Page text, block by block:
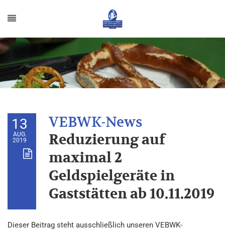
13
AUG.
2019
Reduzierung auf
maximal 2
Geldspielgeräte in
Gaststätten ab 10.11.2019
Dieser Beitrag steht ausschließlich unseren VEBWK-